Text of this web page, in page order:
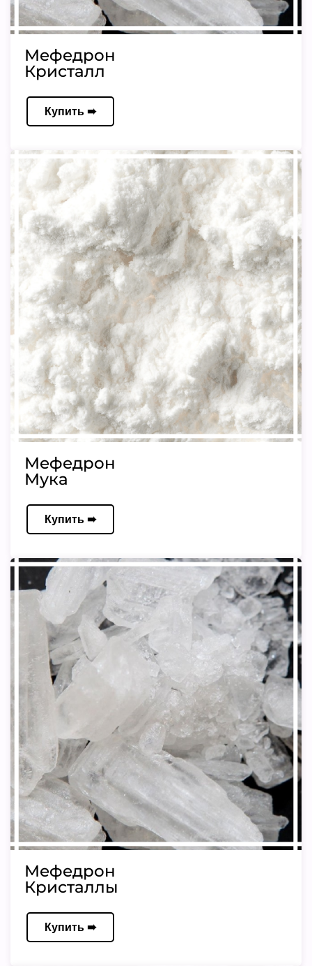
Мефедрон
Кристалл
Купить ➠
Мефедрон
Мука
Купить ➠
Мефедрон
Кристаллы
Купить ➠